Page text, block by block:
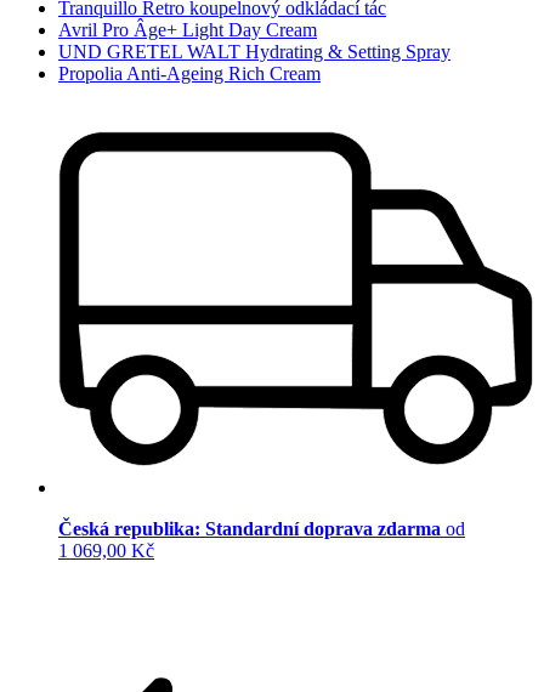
Tranquillo Retro koupelnový odkládací tác
Avril Pro Âge+ Light Day Cream
UND GRETEL WALT Hydrating & Setting Spray
Propolia Anti-Ageing Rich Cream
Česká republika: Standardní doprava zdarma od
1 069,00 Kč